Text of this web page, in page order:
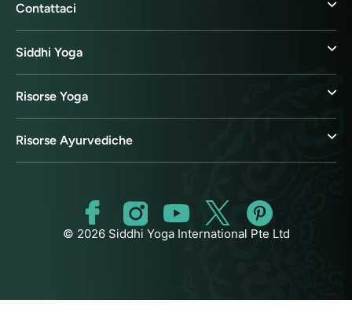
Contattaci
Siddhi Yoga
Risorse Yoga
Risorse Ayurvediche
© 2026 Siddhi Yoga International Pte Ltd